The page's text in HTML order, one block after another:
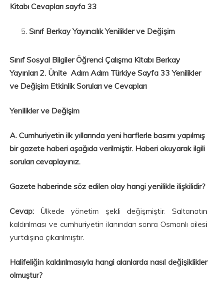
Kitabı Cevapları sayfa 33
Sınıf Berkay Yayıncılık Yenilikler ve Değişim
Sınıf Sosyal Bilgiler Öğrenci Çalışma Kitabı Berkay
Yayınları 2. Ünite Adım Adım Türkiye Sayfa 33 Yenilikler
ve Değişim Etkinlik Soruları ve Cevapları
Yenilikler ve Değişim
A. Cumhuriyetin ilk yıllarında yeni harflerle basımı yapılmış
bir gazete haberi aşağıda verilmiştir. Ha­beri okuyarak ilgili
soruları cevaplayınız.
Gazete haberinde söz edilen olay hangi yenilikle ilişkilidir?
Cevap: Ülkede yönetim şekli değişmiştir. Saltanatın
kaldırılması ve cumhuriyetin ilanından sonra Osmanlı ailesi
yurtdışına çıkarılmıştır.
Halifeliğin kaldırılmasıyla hangi alanlarda nasıl değişiklikler
olmuştur?